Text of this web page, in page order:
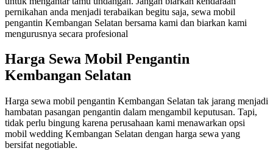
pernikahan anda menjadi terabaikan begitu saja, sewa mobil
pengantin Kembangan Selatan bersama kami dan biarkan kami
mengurusnya secara profesional
Harga Sewa Mobil Pengantin
Kembangan Selatan
Harga sewa mobil pengantin Kembangan Selatan tak jarang menjadi
hambatan pasangan pengantin dalam mengambil keputusan. Tapi,
tidak perlu bingung karena perusahaan kami menawarkan opsi
mobil wedding Kembangan Selatan dengan harga sewa yang
bersifat negotiable.